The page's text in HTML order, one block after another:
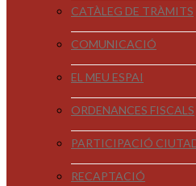
CATÀLEG DE TRÀMITS
COMUNICACIÓ
EL MEU ESPAI
ORDENANCES FISCALS
PARTICIPACIÓ
RECAPTACIÓ